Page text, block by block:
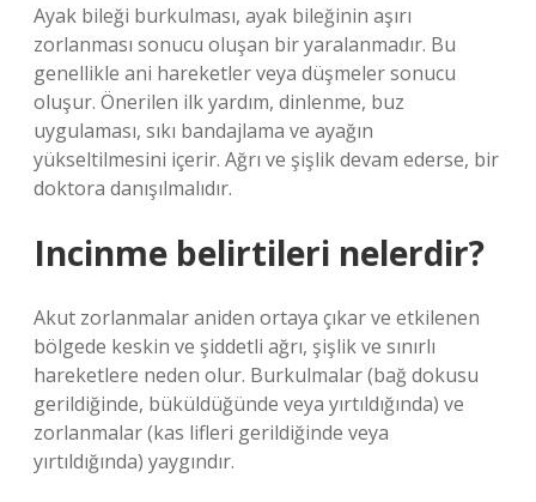
Ayak bileği burkulması, ayak bileğinin aşırı
zorlanması sonucu oluşan bir yaralanmadır. Bu
genellikle ani hareketler veya düşmeler sonucu
oluşur. Önerilen ilk yardım, dinlenme, buz
uygulaması, sıkı bandajlama ve ayağın
yükseltilmesini içerir. Ağrı ve şişlik devam ederse, bir
doktora danışılmalıdır.
Incinme belirtileri nelerdir?
Akut zorlanmalar aniden ortaya çıkar ve etkilenen
bölgede keskin ve şiddetli ağrı, şişlik ve sınırlı
hareketlere neden olur. Burkulmalar (bağ dokusu
gerildiğinde, büküldüğünde veya yırtıldığında) ve
zorlanmalar (kas lifleri gerildiğinde veya
yırtıldığında) yaygındır.